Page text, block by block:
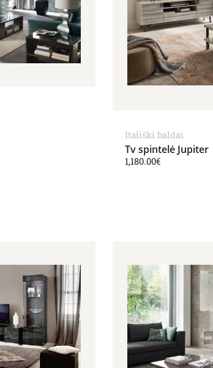
Itališki baldai
Tv spintelė Jupiter
1,180.00€